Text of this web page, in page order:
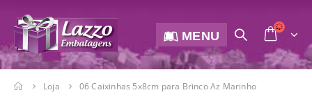
MENU
Loja 06 Caixinhas 5x8cm para Brinco Az Marinho